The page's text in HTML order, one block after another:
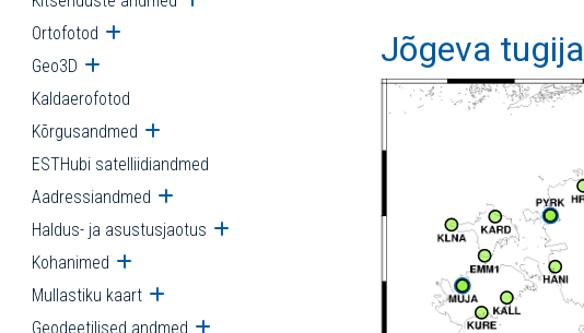
Ortofotod Ava alammenüü
Geo3D Ava alammenüü
Kaldaerofotod
Kõrgusandmed Ava alammenüü
ESTHubi satelliidiandmed
Aadressiandmed Ava alammenüü
Haldus- ja asustusjaotus Ava alammenüü
Kohanimed Ava alammenüü
Mullastiku kaart Ava alammenüü
Geodeetilised andmed Ava alammenüü
Jõgeva